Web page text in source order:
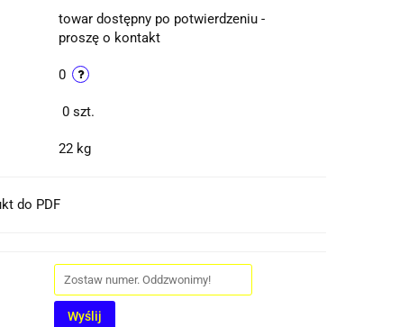
towar dostępny po potwierdzeniu -
proszę o kontakt
0
0 szt.
22 kg
do PDF
Wyślij